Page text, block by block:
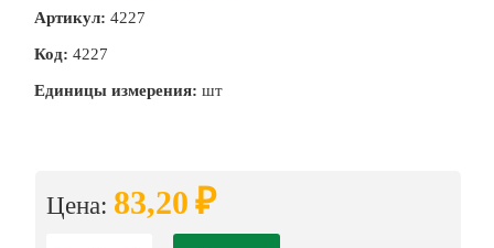
Артикул: 4227
Код: 4227
Единицы измерения: шт
Цена: 83,20 ₽